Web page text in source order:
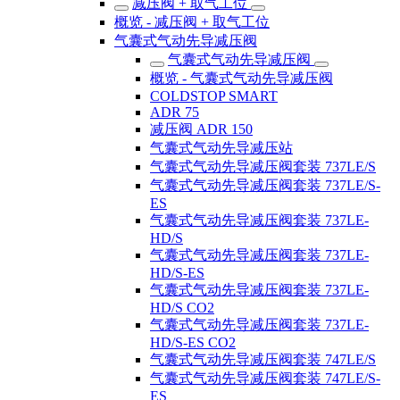
减压阀 + 取气工位
概览 - 减压阀 + 取气工位
气囊式气动先导减压阀
气囊式气动先导减压阀
概览 - 气囊式气动先导减压阀
COLDSTOP SMART
ADR 75
减压阀 ADR 150
气囊式气动先导减压站
气囊式气动先导减压阀套装 737LE/S
气囊式气动先导减压阀套装 737LE/S-
ES
气囊式气动先导减压阀套装 737LE-
HD/S
气囊式气动先导减压阀套装 737LE-
HD/S-ES
气囊式气动先导减压阀套装 737LE-
HD/S CO2
气囊式气动先导减压阀套装 737LE-
HD/S-ES CO2
气囊式气动先导减压阀套装 747LE/S
气囊式气动先导减压阀套装 747LE/S-
ES